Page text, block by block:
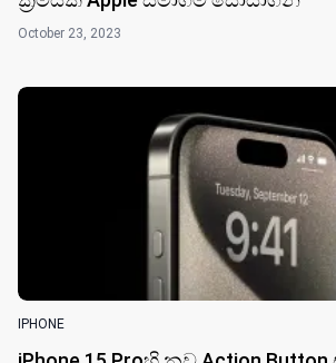
October 23, 2023
IPHONE